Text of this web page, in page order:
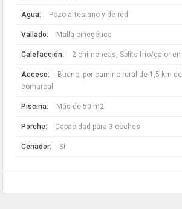
Agua: Pozo artesiano y de red
Vallado: Malla cinegética
Calefacción: 2 chimeneas, Splits frío/calor
Acceso:
Bueno, por camino rural de 1,5 km
comarcal
Piscina: Más de 50 m2
Porche: Capacidad para 3 coches
Cenador: Si